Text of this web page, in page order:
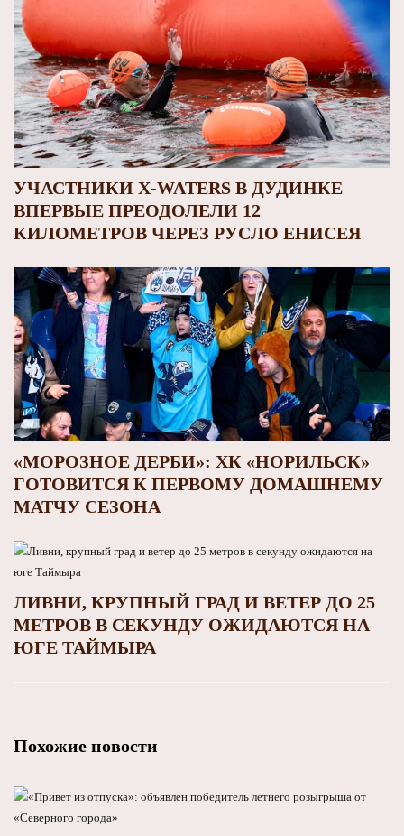
УЧАСТНИКИ X-WATERS В ДУДИНКЕ
ВПЕРВЫЕ ПРЕОДОЛЕЛИ 12
КИЛОМЕТРОВ ЧЕРЕЗ РУСЛО ЕНИСЕЯ
«МОРОЗНОЕ ДЕРБИ»: ХК «НОРИЛЬСК»
ГОТОВИТСЯ К ПЕРВОМУ ДОМАШНЕМУ
МАТЧУ СЕЗОНА
ЛИВНИ, КРУПНЫЙ ГРАД И ВЕТЕР ДО 25
МЕТРОВ В СЕКУНДУ ОЖИДАЮТСЯ НА
ЮГЕ ТАЙМЫРА
Похожие новости